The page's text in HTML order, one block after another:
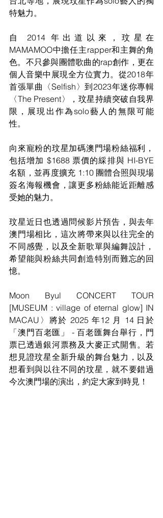
特魅力。
自 2014 年出道以來，玟星在
MAMAMOO中擔任主rapper和主舞的角
色。不只參與團體歌曲的rap創作，更在
個人音樂中展現全方位實力。從2018年
首張單曲〈Selfish〉到2023年迷你專輯
〈The Present〉，玟星持續突破自我界
限，展現出作為solo藝人的無限可能
性。
向來寵粉的玟星加碼澳門場粉絲福利，
包括增加 $1688 票價的綵排與 HI-BYE
名額，並再度擴充 1:10 團體合照與現場
簽名海報機會，讓更多粉絲能近距離感
受她的魅力。
玟星近日也透過問候影片預告，與去年
澳門場相比，這次將帶來與以往完全的
不同感覺，以及全新歌單與編舞設計，
希望能與粉絲共同創造特別而難忘的回
憶。
Moon Byul CONCERT TOUR
[MUSEUM : village of eternal glow] IN
MACAU〉將於 2025 年12 月 14 日於
「澳門百老匯」 - 百老匯舞台舉行，門
票已透過銀河票務及大麥正式開售。若
想見證玟星全新升級的舞台魅力，以及
想看到與以往不同的玟星，就不要錯過
今次澳門場的演出，約定大家到時見！